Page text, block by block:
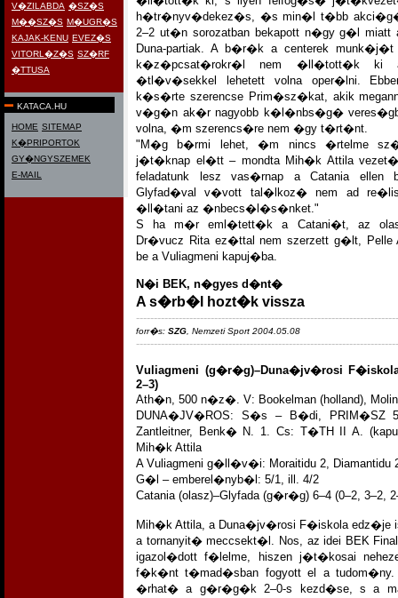
h�tr�nyv�dekez�s, �s min�l t�bb
2–2 ut�n sorozatban bekapott n�gy g�l miatt
Duna-partiak. A b�r�k a centerek
k�z�pcsat�rokr�l nem �ll�tott�k ki
�tl�v�sekkel lehetett volna oper�lni.
k�s�rte szerencse Prim�sz�kat, akik
v�g�n ak�r nagyobb k�l�nbs�g�
volna, �m szerencs�re nem �gy t�rt�nt.
"M�g b�rmi lehet, �m nincs �rtelme
j�t�knap el�tt – mondta Mih�k Attila
feladatunk lesz vas�rnap a Catania ellen
Glyfad�val v�vott tal�lkoz� nem ad
�ll�tani az �nbecs�l�s�nket."
S ha m�r eml�tett�k a Catani�t, az
Dr�vucz Rita ez�ttal nem szerzett g�lt,
be a Vuliagmeni kapuj�ba.
N�i BEK, n�gyes d�nt�
A s�rb�l hozt�k vissza
forr�s: SZG , Nemzeti Sport 2004.05.08
Vuliagmeni (g�r�g)–Duna�jv�rosi F�iskola
2–3)
Ath�n, 500 n�z�. V: Bookelman (holland),
DUNA�JV�ROS: S�s – B�di, PRIM�SZ
Zantleitner, Benk� N. 1. Cs: T�TH II A.
Mih�k Attila
A Vuliagmeni g�ll�v�i: Moraitidu 2, Diamantidu
G�l – emberel�nyb�l: 5/1, ill. 4/2
Catania (olasz)–Glyfada (g�r�g) 6–4 (0–2, 3–2,
Mih�k Attila, a Duna�jv�rosi F�iskola edz�je
a tornanyit� meccsekt�l. Nos, az idei BEK
igazol�dott f�lelme, hiszen j�t�kosai
f�k�nt t�mad�sban fogyott el a
�rhat� a g�r�g�k 2–0-s kezd�se, s a
V�ZILABDA �SZ�S
M��SZ�S M�UGR�S
KAJAK-KENU EVEZ�S
VITORL�Z�S SZ�RF
�TTUSA
KATACA.HU
HOME SITEMAP
K�PRIPORTOK
GY�NGYSZEMEK
E-MAIL